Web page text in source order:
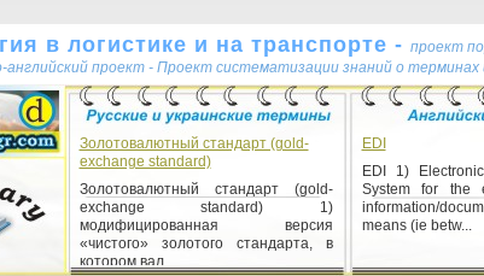
в логистике и на транспорте - проект
английский проект - Проект систематизации знаний о
Золотовалютный стандарт (gold-
exchange standard)
Золотовалютный стандарт (gold-
exchange standard) 1)
модифицированная версия
«чистого» золотого стандарта, в
котором вал...
EDI
EDI 1)
System for the
information/
means (ie betw...